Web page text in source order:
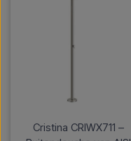
Cristina CRIWX711 –